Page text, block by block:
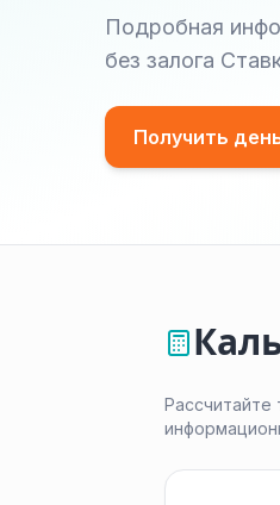
Подробная
без залога
Получить
Рассчитайте